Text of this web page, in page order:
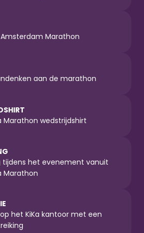
Marathon
aan de marathon
Marathon wedstrijdshirt
tijdens het evenement vanuit
Marathon
het KiKa kantoor met een